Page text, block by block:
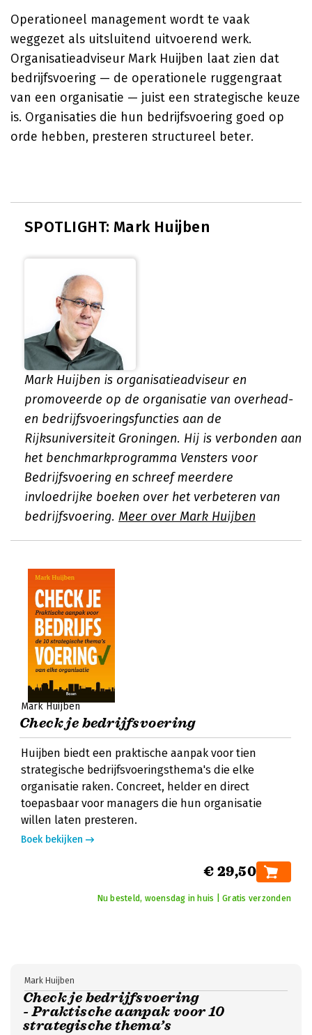
Operationeel management wordt te vaak
weggezet als uitsluitend uitvoerend werk.
Organisatieadviseur Mark Huijben laat zien dat
bedrijfsvoering — de operationele ruggengraat
van een organisatie — juist een strategische keuze
is. Organisaties die hun bedrijfsvoering goed op
orde hebben, presteren structureel beter.
SPOTLIGHT: Mark Huijben
Mark Huijben is organisatieadviseur en
promoveerde op de organisatie van overhead-
en bedrijfsvoeringsfuncties aan de
Rijksuniversiteit Groningen. Hij is verbonden aan
het benchmarkprogramma Vensters voor
Bedrijfsvoering en schreef meerdere
invloedrijke boeken over het verbeteren van
bedrijfsvoering. Meer over Mark Huijben
Mark Huijben
Check je bedrijfsvoering
Huijben biedt een praktische aanpak voor tien
strategische bedrijfsvoeringsthema's die elke
organisatie raken. Concreet, helder en direct
toepasbaar voor managers die hun organisatie
willen laten presteren.
Boek bekijken
€ 29,50
Nu besteld, woensdag in huis | Gratis verzonden
Check je bedrijfsvoering
- Praktische aanpak voor 10
strategische thema’s
Mark Huijben